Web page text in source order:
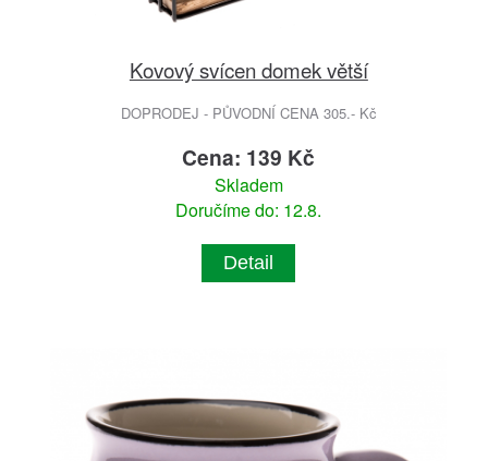
Kovový svícen domek větší
DOPRODEJ - PŮVODNÍ CENA 305.- Kč
Cena: 139 Kč
Skladem
Doručíme do: 12.8.
Detail